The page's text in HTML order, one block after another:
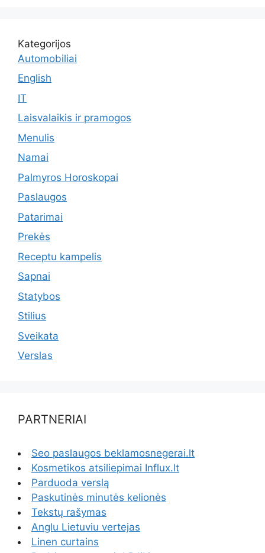
Kategorijos
Automobiliai
English
IT
Laisvalaikis ir pramogos
Menulis
Namai
Palmyros Horoskopai
Paslaugos
Patarimai
Prekės
Receptu kampelis
Sapnai
Statybos
Stilius
Sveikata
Verslas
PARTNERIAI
Seo paslaugos beklamosnegerai.lt
Kosmetikos atsiliepimai Influx.lt
Parduoda verslą
Paskutinės minutės kelionės
Tekstų rašymas
Anglu Lietuviu vertejas
Linen curtains